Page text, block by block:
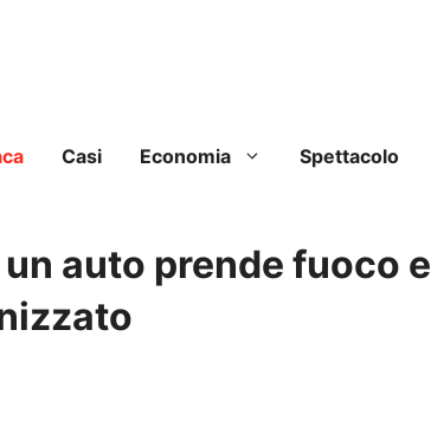
Casi Economia Spettacolo
auto prende fuoco e